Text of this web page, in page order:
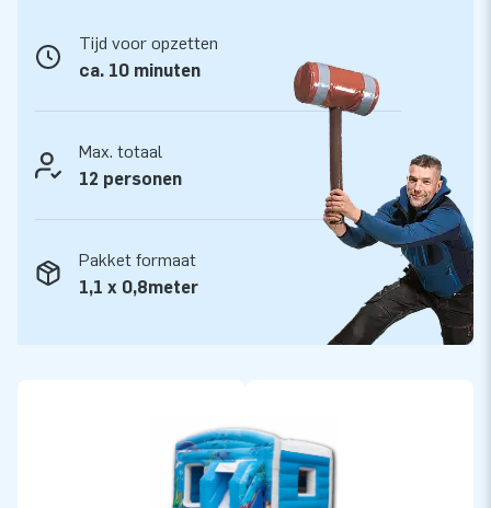
Tijd voor opzetten
ca. 10 minuten
Max. totaal
12 personen
Pakket formaat
1,1 x 0,8meter